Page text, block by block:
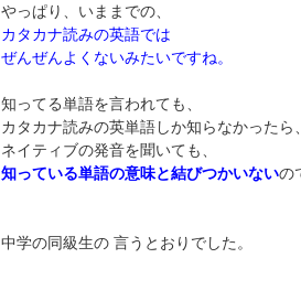
やっぱり、いままでの、
カタカナ読みの英語では
ぜんぜんよくないみたいですね。
知ってる単語を言われても、
カタカナ読みの英単語しか知らなかったら、
ネイティブの発音を聞いても、
知っている単語の意味と結びつかいないの
中学の同級生の 言うとおりでした。